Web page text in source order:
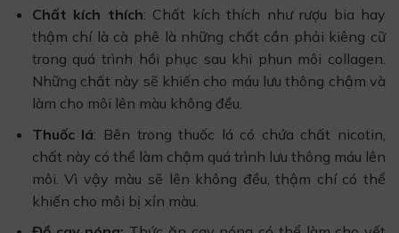
Chất kích thích: Chất kích thích như rượu bia hay
thậm chí là cà phê là những chất cần phải kiêng cữ
trong quá trình hồi phục sau khi phun môi collagen.
Những chất này sẽ khiến cho máu lưu thông chậm và
làm cho môi lên màu không đều.
Thuốc lá: Bên trong thuốc lá có chứa chất nicotin,
chất này có thể làm chậm quá trình lưu thông máu lên
môi. Vì vậy màu sẽ lên không đều, thậm chí có thể
khiến cho môi bị xỉn màu.